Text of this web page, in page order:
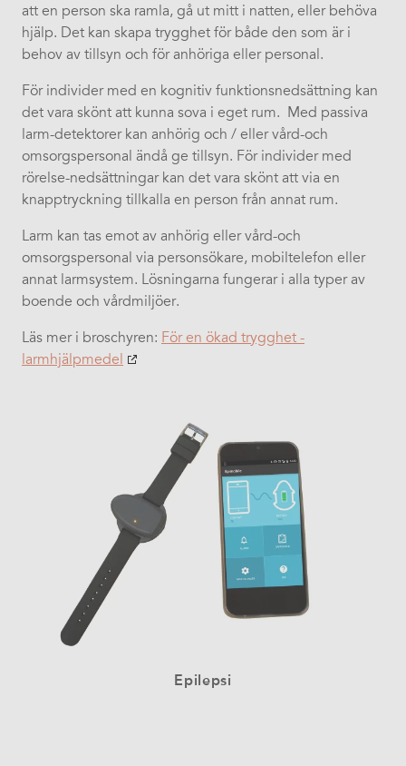
att en person ska ramla, gå ut mitt i natten, eller behöva
hjälp. Det kan skapa trygghet för både den som är i
behov av tillsyn och för anhöriga eller personal.
För individer med en kognitiv funktionsnedsättning kan
det vara skönt att kunna sova i eget rum. ​ Med passiva
larm-detektorer kan anhörig och / eller vård-och
omsorgspersonal ändå ge tillsyn. För individer med
rörelse-nedsättningar kan det vara skönt att via en
knapptryckning tillkalla en person från annat rum. ​
Larm kan tas emot av anhörig eller vård-och
omsorgspersonal via personsökare, mobiltelefon eller
annat larmsystem. Lösningarna fungerar i alla typer av
boende och vårdmiljöer.
Läs mer i broschyren: För en ökad trygghet -
larmhjälpmedel
Epilepsi